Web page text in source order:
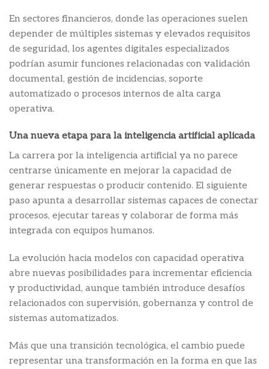
En sectores financieros, donde las operaciones suelen
depender de múltiples sistemas y elevados requisitos
de seguridad, los agentes digitales especializados
podrían asumir funciones relacionadas con validación
documental, gestión de incidencias, soporte
automatizado o procesos internos de alta carga
operativa.
Una nueva etapa para la inteligencia artificial aplicada
La carrera por la inteligencia artificial ya no parece
centrarse únicamente en mejorar la capacidad de
generar respuestas o producir contenido. El siguiente
paso apunta a desarrollar sistemas capaces de conectar
procesos, ejecutar tareas y colaborar de forma más
integrada con equipos humanos.
La evolución hacia modelos con capacidad operativa
abre nuevas posibilidades para incrementar eficiencia
y productividad, aunque también introduce desafíos
relacionados con supervisión, gobernanza y control de
sistemas automatizados.
Más que una transición tecnológica, el cambio puede
representar una transformación en la forma en que las